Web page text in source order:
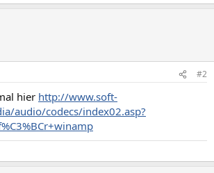
#2
hier http://www.soft-
audio/codecs/index02.asp?